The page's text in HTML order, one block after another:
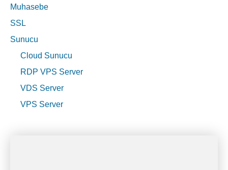
Muhasebe
SSL
Sunucu
Cloud Sunucu
RDP VPS Server
VDS Server
VPS Server